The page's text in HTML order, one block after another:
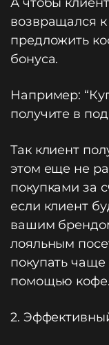
возвращался
предложить
бонуса.
Например:
получите в
Так клиент
этом еще не
покупками за
если клиент
вашим
лояльным
покупать
помощью кофе.
2.